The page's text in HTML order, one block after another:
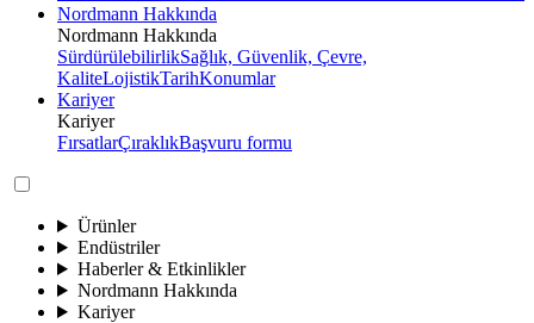
Nordmann Hakkında
Nordmann Hakkında
SürdürülebilirlikSağlık, Güvenlik, Çevre,
KaliteLojistikTarihKonumlar
Kariyer
Kariyer
FırsatlarÇıraklıkBaşvuru formu
Ürünler
Endüstriler
Haberler & Etkinlikler
Nordmann Hakkında
Kariyer